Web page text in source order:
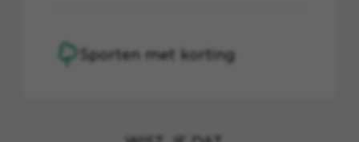
Sporten met korting